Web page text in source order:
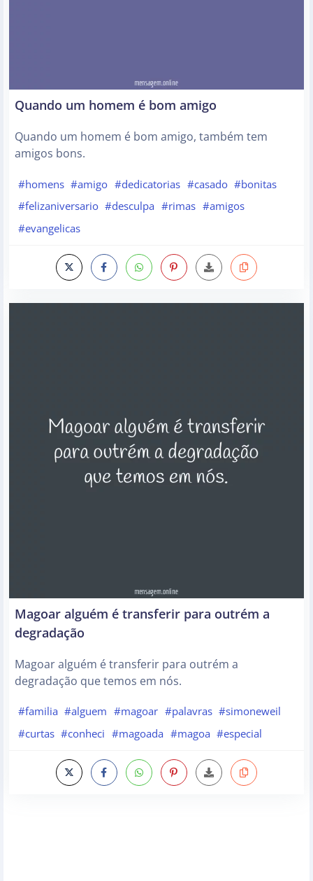
Quando um homem é bom amigo
Quando um homem é bom amigo, também tem
amigos bons.
#homens #amigo #dedicatorias #casado #bonitas
#felizaniversario #desculpa #rimas #amigos
#evangelicas
Magoar alguém é transferir para outrém a
degradação
Magoar alguém é transferir para outrém a
degradação que temos em nós.
#familia #alguem #magoar #palavras #simoneweil
#curtas #conheci #magoada #magoa #especial